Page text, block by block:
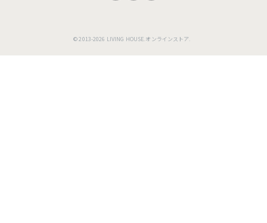
© 2013-2026 LIVING HOUSE.オンラインストア.